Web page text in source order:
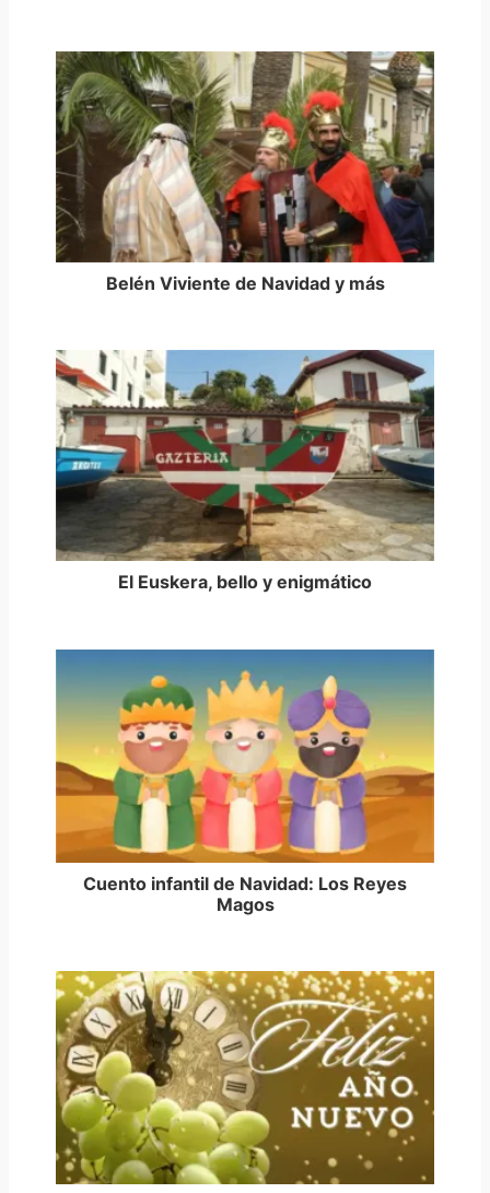
Belén Viviente de Navidad y más
El Euskera, bello y enigmático
Cuento infantil de Navidad: Los Reyes
Magos